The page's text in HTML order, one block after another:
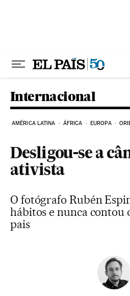
Internacional
AMÉRICA LATINA ÁFRICA EUROPA
Desligou-se a
ativista
O fotógrafo Rubén
hábitos e nunca contou
pais